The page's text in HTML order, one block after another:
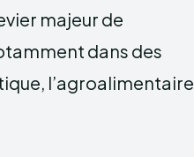
majeur de
dans des
l’agroalimentaire